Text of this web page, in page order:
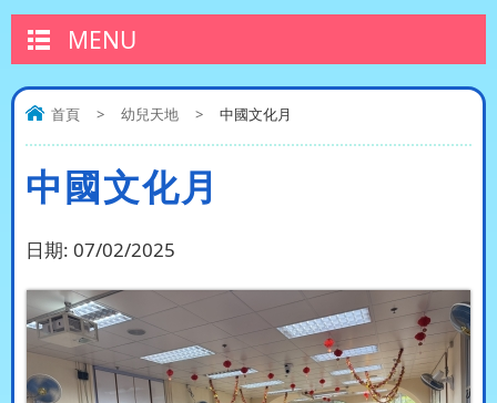
MENU
首頁 > 幼兒天地 > 中國文化月
中國文化月
日期: 07/02/2025